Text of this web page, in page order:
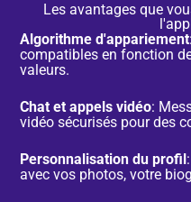
Les avantages que
Algorithme d'appariement
compatibles en fonction
valeurs.
Chat et appels vidéo:
vidéo sécurisés pour des
Personnalisation du profil
avec vos photos, votre